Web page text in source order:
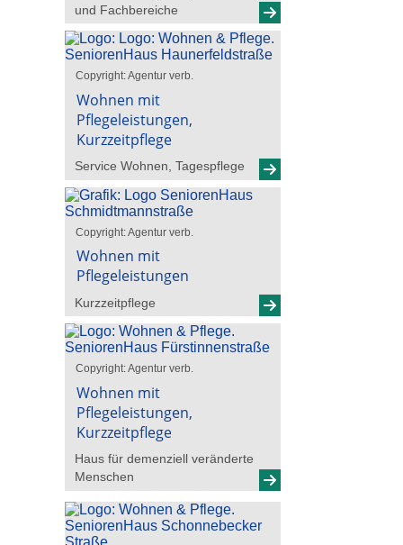
und Fachbereiche
Copyright: Agentur verb.
Wohnen mit
Pflegeleistungen,
Kurzzeitpflege
Service Wohnen, Tagespflege
Copyright: Agentur verb.
Wohnen mit
Pflegeleistungen
Kurzzeitpflege
Copyright: Agentur verb.
Wohnen mit
Pflegeleistungen,
Kurzzeitpflege
Haus für demenziell veränderte
Menschen